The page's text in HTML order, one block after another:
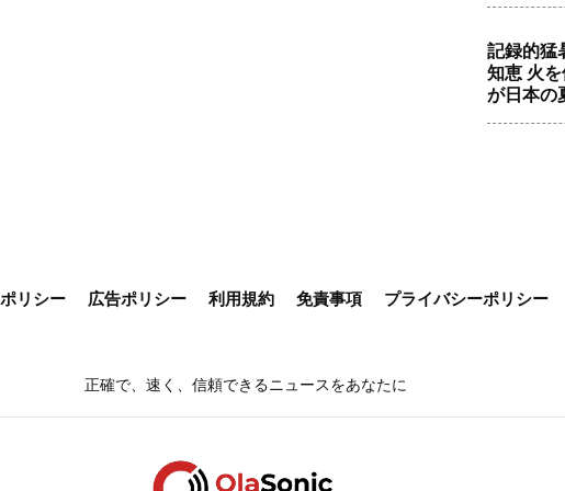
記録的猛
知恵 火
が日本の
リシー 広告ポリシー 利用規約 免責事項 プライバシーポリシー
正確で、速く、信頼できるニュースをあなたに